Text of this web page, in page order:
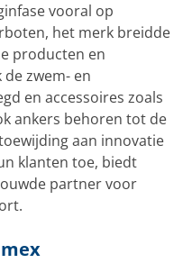
vooral op
het merk breidde
producten en
zwem- en
en accessoires zoals
ankers behoren tot de
aan innovatie
klanten toe, biedt
partner voor